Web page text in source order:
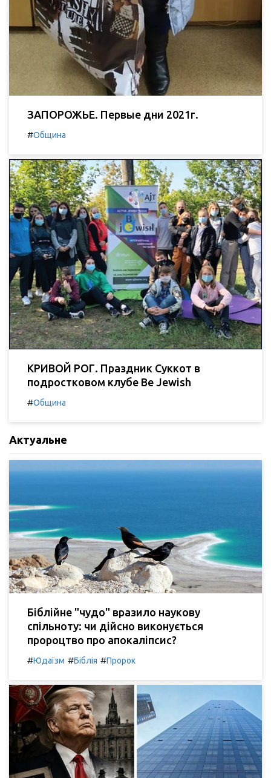
ЗАПОРОЖЬЕ. Первые дни 2021г.
#Община
КРИВОЙ РОГ. Праздник Суккот в
подростковом клубе Be Jewish
#Община
Актуальне
Біблійне "чудо" вразило наукову
спільноту: чи дійсно виконується
пророцтво про апокаліпсис?
#Юдаїзм #Біблія #Пророк